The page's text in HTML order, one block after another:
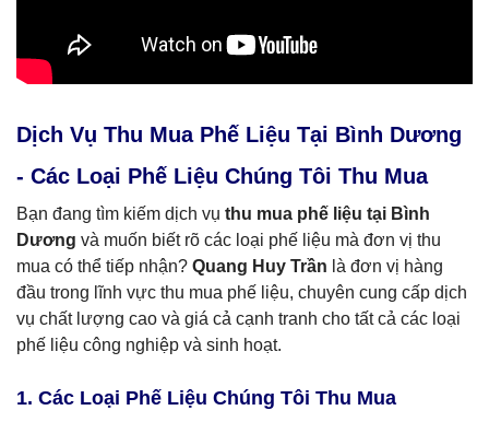
Dịch Vụ Thu Mua Phế Liệu Tại Bình Dương
- Các Loại Phế Liệu Chúng Tôi Thu Mua
Bạn đang tìm kiếm dịch vụ thu mua phế liệu tại Bình
Dương và muốn biết rõ các loại phế liệu mà đơn vị thu
mua có thể tiếp nhận? Quang Huy Trần là đơn vị hàng
đầu trong lĩnh vực thu mua phế liệu, chuyên cung cấp dịch
vụ chất lượng cao và giá cả cạnh tranh cho tất cả các loại
phế liệu công nghiệp và sinh hoạt.
1. Các Loại Phế Liệu Chúng Tôi Thu Mua